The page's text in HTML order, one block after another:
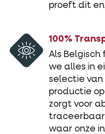
proeft dit en
100%
Als
we alles in
selectie
productie
zorgt voor
waar onze